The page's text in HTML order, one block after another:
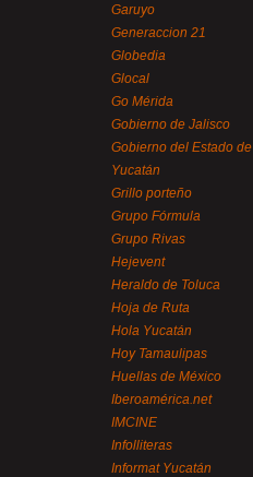
Garuyo
Generaccion 21
Globedia
Glocal
Go Mérida
Gobierno de Jalisco
Gobierno del Estado de
Yucatán
Grillo porteño
Grupo Fórmula
Grupo Rivas
Hejevent
Heraldo de Toluca
Hoja de Ruta
Hola Yucatán
Hoy Tamaulipas
Huellas de México
Iberoamérica.net
IMCINE
Infolliteras
Informat Yucatán